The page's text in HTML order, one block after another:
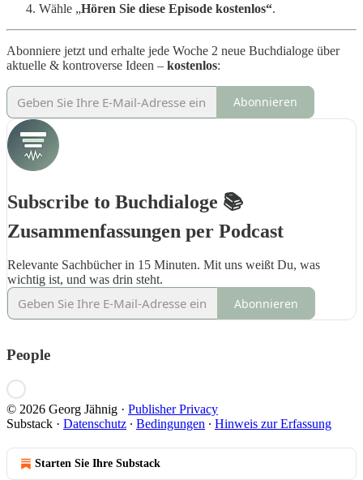
Wähle „Hören Sie diese Episode kostenlos“.
Abonniere jetzt und erhalte jede Woche 2 neue Buchdialoge über
aktuelle & kontroverse Ideen – kostenlos:
Abonnieren
Subscribe to Buchdialoge 📚
Zusammenfassungen per Podcast
Relevante Sachbücher in 15 Minuten. Mit uns weißt Du, was
wichtig ist, und was drin steht.
Abonnieren
People
© 2026 Georg Jähnig · Publisher Privacy
Substack · Datenschutz ∙ Bedingungen ∙ Hinweis zur Erfassung
Starten Sie Ihre Substack